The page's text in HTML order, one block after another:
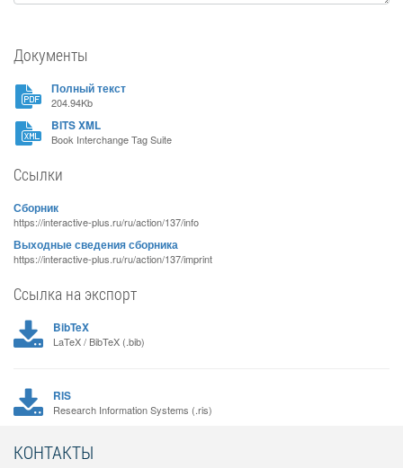
Документы
Полный текст
204.94Kb
BITS XML
Book Interchange Tag Suite
Ссылки
Сборник
https://interactive-plus.ru/ru/action/137/info
Выходные сведения сборника
https://interactive-plus.ru/ru/action/137/imprint
Ссылка на экспорт
BibTeX
LaTeX / BibTeX (.bib)
RIS
Research Information Systems (.ris)
КОНТАКТЫ